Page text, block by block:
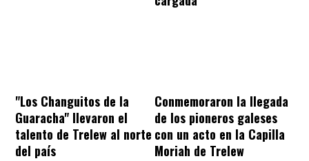
"Los Changuitos de la
Guaracha" llevaron el
talento de Trelew al norte
del país
Conmemoraron la llegada
de los pioneros galeses
con un acto en la Capilla
Moriah de Trelew